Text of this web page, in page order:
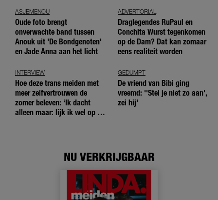
ASJEMENOU
Oude foto brengt
onverwachte band tussen
Anouk uit 'De Bondgenoten'
en Jade Anna aan het licht
ADVERTORIAL
Draglegendes RuPaul en
Conchita Wurst tegenkomen
op de Dam? Dat kan zomaar
eens realiteit worden
INTERVIEW
Hoe deze trans meiden met
meer zelfvertrouwen de
zomer beleven: ‘Ik dacht
alleen maar: lijk ik wel op de
GEDUMPT
De vriend van Bibi ging
vreemd: ''Stel je niet zo aan',
zei hij'
NU VERKRIJGBAAR